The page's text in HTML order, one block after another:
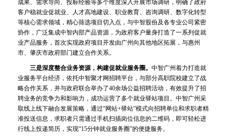
成果、需求导向、投标经验等多个维度深入开展市场调研，明确了政府
客户稳就业促就业、人才高地建设、职业教育、咨询调研、数字化转型
等核心需求领域，精心筛选项目切入点，与中智股份及各专业公司紧密
协作，广泛集成中智内部产品资源，为政府客户量身打造了一系列促就
业产品服务，首次实现政府项目开发由广州向其他地区拓展，与惠州
市、肇庆市政府部门建立合作关系。
三是深度整合业务资源，构建促就业服务圈。 中智广州着力打造就
业服务平台经济，依托中智聚才网招聘平台，与部分高职院校建立了战
略合作关系，并与政府联合举办了40余场公益招聘活动，有效提升了招
聘业务的竞争力和影响力，成功运营了多个就业驿站项目。中智广州采
取线上线下融合发展策略，通过“网站+驿站”模式向招聘单位和求职者精
准投送信息，求职者只需通过手机扫描岗位信息的二维码，即可轻松进
行线上投递简历，实现“15分钟就业服务圈”的便捷服务。